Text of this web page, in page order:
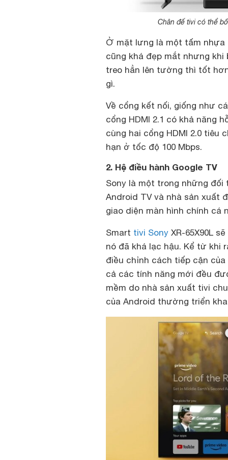
Chân đế tivi có thể
Ở mặt lưng là một tấm nhựa
cũng khá đẹp mắt nhưng
treo hẳn lên tường thì tốt
gì.
Về cổng kết nối, giống như
cổng HDMI 2.1 có khả năng
cùng hai cổng HDMI 2.0 tiêu
hạn ở tốc độ 100 Mbps.
2. Hệ điều hành Google TV
Sony là một trong những đối
Android TV và nhà sản xuất
giao diện màn hình chính cá
Smart tivi Sony XR-65X90L
nó đã khá lạc hậu. Kể từ khi
điều chỉnh cách tiếp cận
cả các tính năng mới đều
mềm do nhà sản xuất tivi
của Android thường triển